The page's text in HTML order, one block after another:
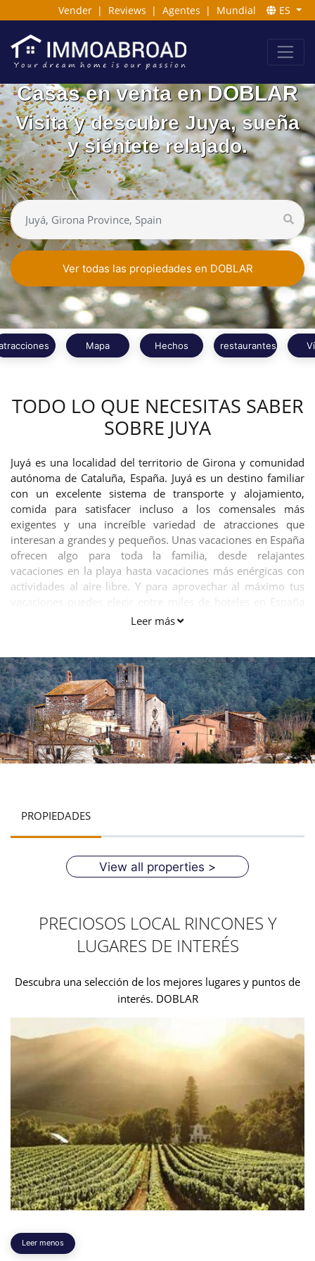
Vender | Reviews | Agentes | Mundial ES
Casas en venta en DOBLAR
Visita y descubre Juya, sueña
y siéntete relajado.
Ver todas las propiedades en DOBLAR
Mapa Hechos restaurantes
TODO LO QUE NECESITAS SABER
SOBRE JUYA
Juyá es una localidad del territorio de Girona y comunidad
autónoma de Cataluña, España. Juyá es un destino familiar
con un excelente sistema de transporte y alojamiento,
comida para satisfacer incluso a los comensales más
exigentes y una increíble variedad de atracciones que
interesan a grandes y pequeños. Unas vacaciones en España
ofrecen algo para toda la familia, desde relajantes
vacaciones en la playa hasta vacaciones más enérgicas con
actividades al aire libre. Y para aprovechar al máximo tus
vacaciones puedes elegir entre miles de hoteles en España
para todos los gustos y presupuestos.
Leer más
PROPIEDADES
View all properties >
PRECIOSOS LOCAL RINCONES Y
LUGARES DE INTERÉS
Descubra una selección de los mejores lugares y puntos de
interés. DOBLAR
Leer menos